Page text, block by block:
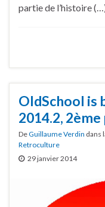
partie de l’histoire
OldSchool is
2014.2,
DeGuillaume Verdin dans
Retroculture
29 janvier 2014